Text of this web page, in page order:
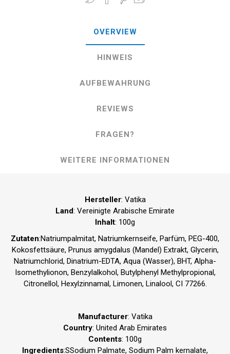
OVERVIEW
HINWEIS
AUFBEWAHRUNG
REVIEWS
FRAGEN?
WEITERE INFORMATIONEN
Hersteller: Vatika
Land: Vereinigte Arabische Emirate
Inhalt: 100g
Zutaten:Natriumpalmitat, Natriumkernseife, Parfüm, PEG-400,
Kokosfettsäure, Prunus amygdalus (Mandel) Extrakt, Glycerin,
Natriumchlorid, Dinatrium-EDTA, Aqua (Wasser), BHT, Alpha-
Isomethylionon, Benzylalkohol, Butylphenyl Methylpropional,
Citronellol, Hexylzinnamal, Limonen, Linalool, CI 77266.
Manufacturer: Vatika
Country: United Arab Emirates
Contents: 100g
Ingredients:SSodium Palmate, Sodium Palm kernalate,